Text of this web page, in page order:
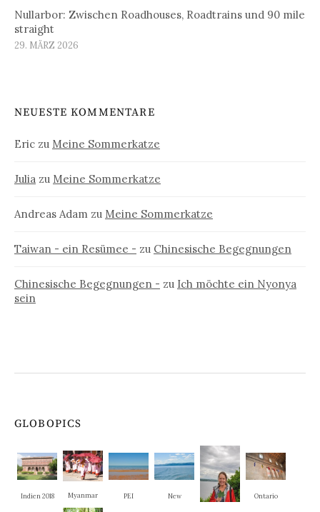
Nullarbor: Zwischen Roadhouses, Roadtrains und 90 mile
straight
29. MÄRZ 2026
NEUESTE KOMMENTARE
Eric zu Meine Sommerkatze
Julia zu Meine Sommerkatze
Andreas Adam zu Meine Sommerkatze
Taiwan - ein Resümee - zu Chinesische Begegnungen
Chinesische Begegnungen - zu Ich möchte ein Nyonya
sein
GLOBOPICS
Indien 2018 Myanmar PEI
New
Ontario